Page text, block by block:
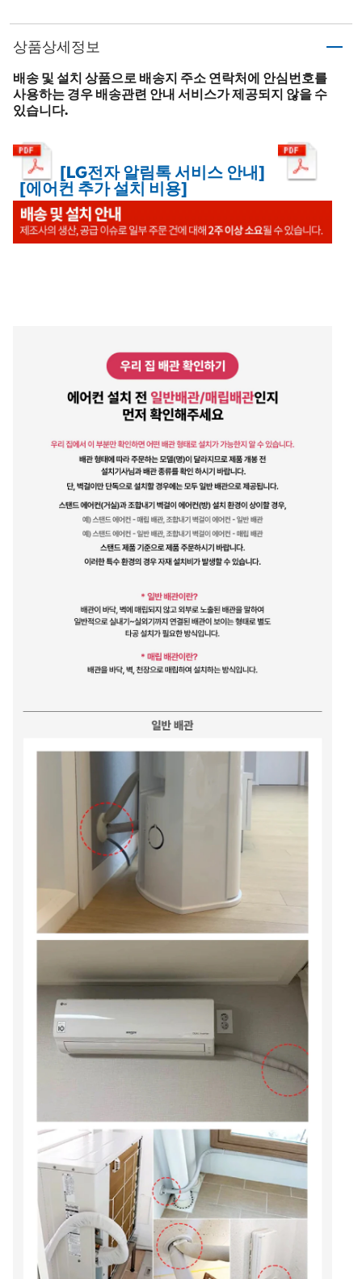
상품상세정보
배송 및 설치 상품으로 배송지 주소 연락처에 안심번호를
사용하는 경우 배송관련 안내 서비스가 제공되지 않을 수
있습니다.
[LG전자 알림톡 서비스 안내]
[에어컨 추가 설치 비용]